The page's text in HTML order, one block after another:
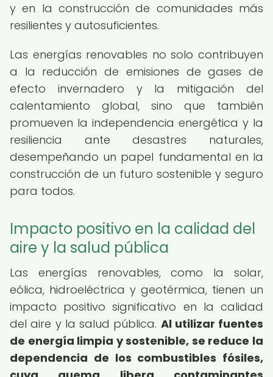
y en la construcción de comunidades más
resilientes y autosuficientes.
Las energías renovables no solo contribuyen
a la reducción de emisiones de gases de
efecto invernadero y la mitigación del
calentamiento global, sino que también
promueven la independencia energética y la
resiliencia ante desastres naturales,
desempeñando un papel fundamental en la
construcción de un futuro sostenible y seguro
para todos.
Impacto positivo en la calidad del
aire y la salud pública
Las energías renovables, como la solar,
eólica, hidroeléctrica y geotérmica, tienen un
impacto positivo significativo en la calidad
del aire y la salud pública. Al utilizar fuentes
de energía limpia y sostenible, se reduce la
dependencia de los combustibles fósiles,